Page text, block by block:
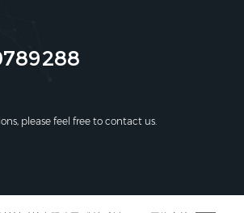
please feel free to contact us.